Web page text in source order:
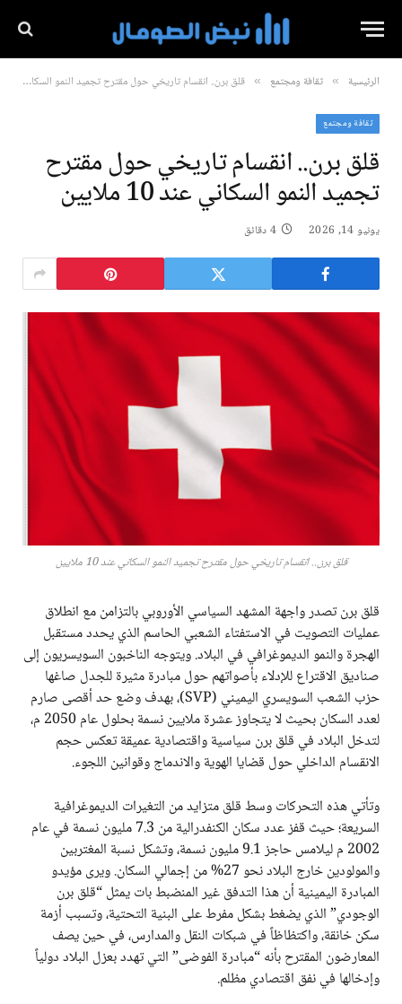
الرئيسية » ثقافة ومجتمع » قلق برن.. انقسام تاريخي حول مقترح تجميد النمو السكاني عند 10 ملايين
ثقافة ومجتمع
قلق برن.. انقسام تاريخي حول مقترح
تجميد النمو السكاني عند 10 ملايين
يونيو 14, 2026 4 دقائق
قلق برن.. انقسام تاريخي حول مقترح تجميد النمو السكاني عند 10 ملايين
قلق برن تصدر واجهة المشهد السياسي الأوروبي بالتزامن مع انطلاق
عمليات التصويت في الاستفتاء الشعبي الحاسم الذي يحدد مستقبل
الهجرة والنمو الديموغرافي في البلاد. ويتوجه الناخبون السويسريون إلى
صناديق الاقتراع للإدلاء بأصواتهم حول مبادرة مثيرة للجدل صاغها
حزب الشعب السويسري اليميني (SVP)، بهدف وضع حد أقصى صارم
لعدد السكان بحيث لا يتجاوز عشرة ملايين نسمة بحلول عام 2050 م،
لتدخل البلاد في قلق برن سياسية واقتصادية عميقة تعكس حجم
الانقسام الداخلي حول قضايا الهوية والاندماج وقوانين اللجوء.
وتأتي هذه التحركات وسط قلق متزايد من التغيرات الديموغرافية
السريعة؛ حيث قفز عدد سكان الكنفدرالية من 7.3 مليون نسمة في عام
2002 م ليلامس حاجز 9.1 مليون نسمة، وتشكل نسبة المغتربين
والمولودين خارج البلاد نحو 27% من إجمالي السكان. ويرى مؤيدو
المبادرة اليمينية أن هذا التدفق غير المنضبط بات يمثل “قلق برن
الوجودي” الذي يضغط بشكل مفرط على البنية التحتية، وتسبب أزمة
سكن خانقة، واكتظاظاً في شبكات النقل والمدارس، في حين يصف
المعارضون المقترح بأنه “مبادرة الفوضى” التي تهدد بعزل البلاد دولياً
وإدخالها في نفق اقتصادي مظلم.